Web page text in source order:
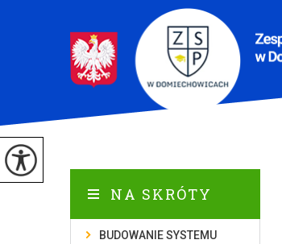
NA SKRÓTY
BUDOWANIE SYSTEMU